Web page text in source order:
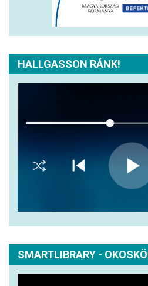
HALLGASSON RÁNK!
SMARTLIBRARY -